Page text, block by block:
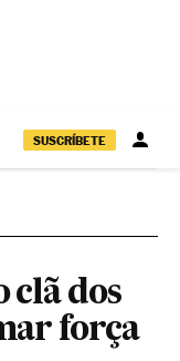
SUSCRÍBETE
clã dos
força